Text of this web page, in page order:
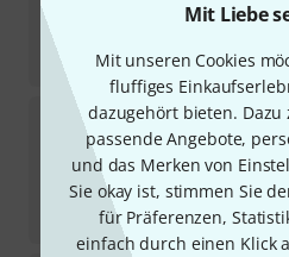
Mit Liebe
Mit unseren Cookies
fluffiges
dazugehört bieten. Dazu
passende Angebote,
und das Merken von
Sie okay ist, stimmen Sie
für Präferenzen,
einfach durch einen Klick
7
142€
Buffet Crampon
3
Sofort lieferbar
7.898€
UVP:
-13%